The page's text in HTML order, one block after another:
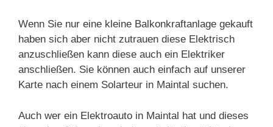
Wenn Sie nur eine kleine Balkonkraftanlage gekauft
haben sich aber nicht zutrauen diese Elektrisch
anzuschließen kann diese auch ein Elektriker
anschließen. Sie können auch einfach auf unserer
Karte nach einem Solarteur in Maintal suchen.
Auch wer ein Elektroauto in Maintal hat und dieses